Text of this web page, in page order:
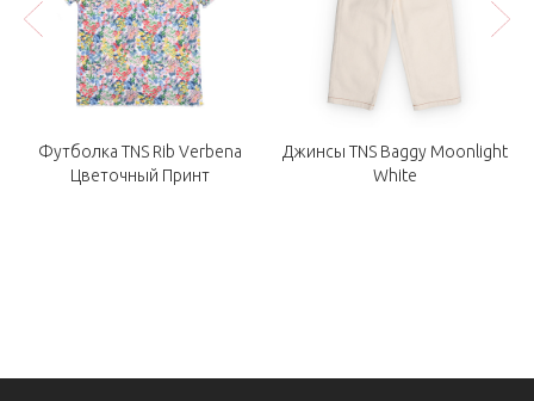
Футболка TNS Rib Verbena
Цветочный Принт
Джинсы TNS Baggy Moonlight
White